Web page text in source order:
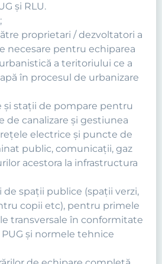
şi RLU.
proprietari / dezvoltatori a
necesare pentru echiparea
a teritoriului ce a
în procesul de urbanizare
şi staţii de pompare pentru
de canalizare şi gestiunea
electrice şi puncte de
public, comunicaţii, gaz
acestora la infrastructura
de spaţii publice (spaţii verzi,
copii etc), pentru primele
transversale în conformitate
şi normele tehnice